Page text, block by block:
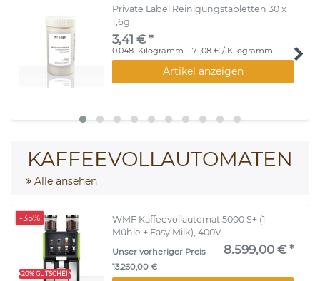
Private Label Reinigungstabletten 30 x
1,6g
3,41 € *
0.048 Kilogramm | 71,08 € / Kilogramm
Artikel anzeigen
KAFFEEVOLLAUTOMATEN
Alle ansehen
+20% GUTSCHEIN
-35%
WMF Kaffeevollautomat 5000 S+ (1
Mühle + Easy Milk), 400V
Unser vorheriger Preis
13.260,00 €
8.599,00 € *